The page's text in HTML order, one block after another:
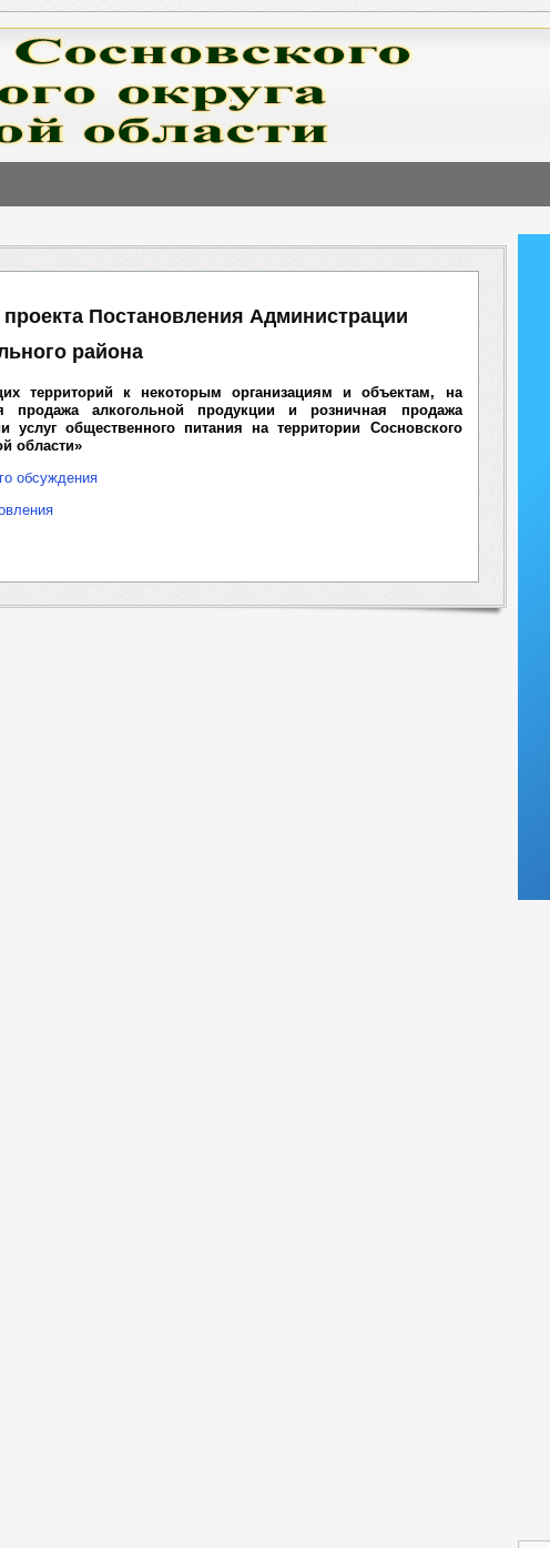
Постановления Администрации
района
территорий к некоторым организациям и объектам, на
продажа алкогольной продукции и розничная продажа
услуг общественного питания на территории Сосновского
области»
обсуждения